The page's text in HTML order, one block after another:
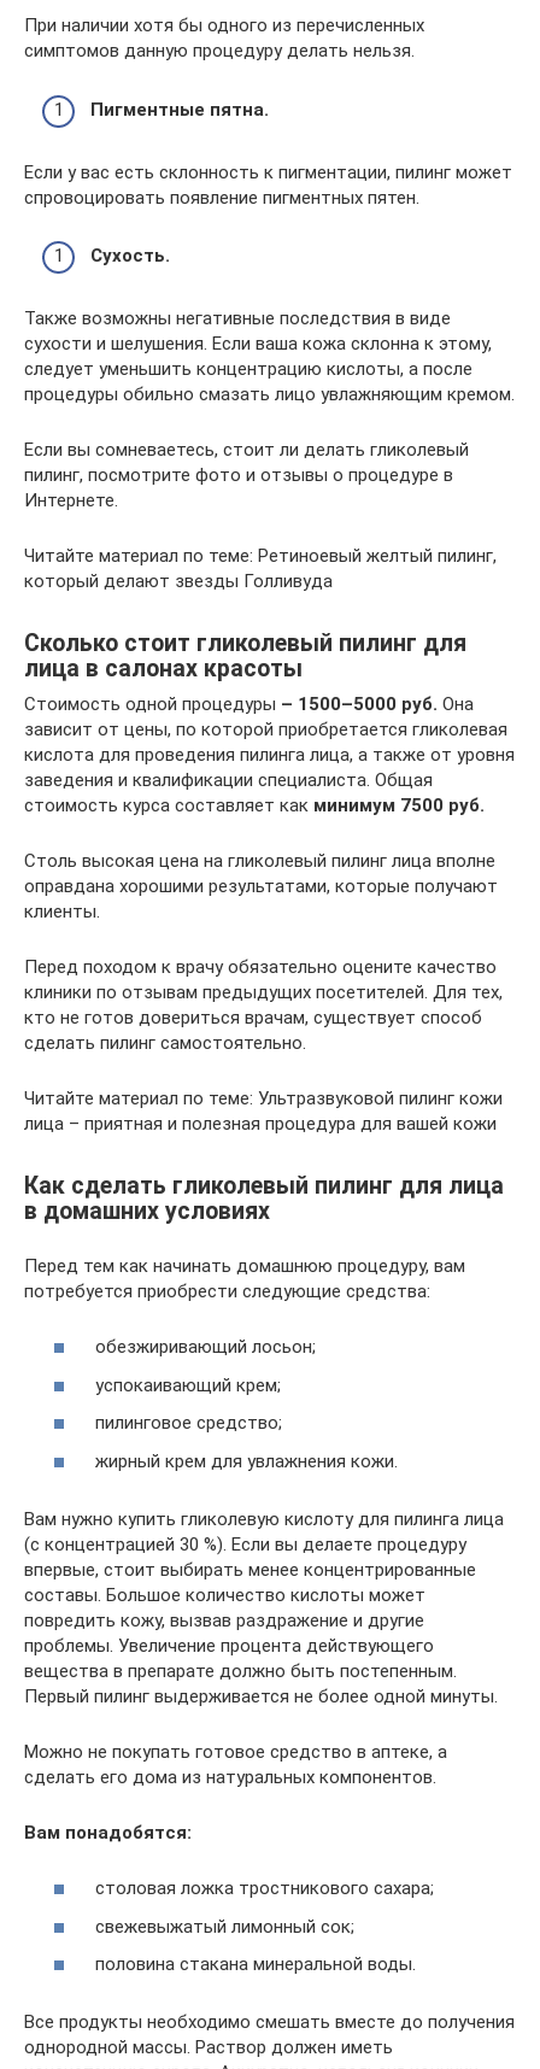
При наличии хотя бы одного из перечисленных
симптомов данную процедуру делать нельзя.
Пигментные пятна.
Если у вас есть склонность к пигментации, пилинг может
спровоцировать появление пигментных пятен.
Сухость.
Также возможны негативные последствия в виде
сухости и шелушения. Если ваша кожа склонна к этому,
следует уменьшить концентрацию кислоты, а после
процедуры обильно смазать лицо увлажняющим кремом.
Если вы сомневаетесь, стоит ли делать гликолевый
пилинг, посмотрите фото и отзывы о процедуре в
Интернете.
Читайте материал по теме: Ретиноевый желтый пилинг,
который делают звезды Голливуда
Сколько стоит гликолевый пилинг для
лица в салонах красоты
Стоимость одной процедуры – 1500–5000 руб. Она
зависит от цены, по которой приобретается гликолевая
кислота для проведения пилинга лица, а также от уровня
заведения и квалификации специалиста. Общая
стоимость курса составляет как минимум 7500 руб.
Столь высокая цена на гликолевый пилинг лица вполне
оправдана хорошими результатами, которые получают
клиенты.
Перед походом к врачу обязательно оцените качество
клиники по отзывам предыдущих посетителей. Для тех,
кто не готов довериться врачам, существует способ
сделать пилинг самостоятельно.
Читайте материал по теме: Ультразвуковой пилинг кожи
лица – приятная и полезная процедура для вашей кожи
Как сделать гликолевый пилинг для лица
в домашних условиях
Перед тем как начинать домашнюю процедуру, вам
потребуется приобрести следующие средства:
обезжиривающий лосьон;
успокаивающий крем;
пилинговое средство;
жирный крем для увлажнения кожи.
Вам нужно купить гликолевую кислоту для пилинга лица
(с концентрацией 30 %). Если вы делаете процедуру
впервые, стоит выбирать менее концентрированные
составы. Большое количество кислоты может
повредить кожу, вызвав раздражение и другие
проблемы. Увеличение процента действующего
вещества в препарате должно быть постепенным.
Первый пилинг выдерживается не более одной минуты.
Можно не покупать готовое средство в аптеке, а
сделать его дома из натуральных компонентов.
Вам понадобятся:
столовая ложка тростникового сахара;
свежевыжатый лимонный сок;
половина стакана минеральной воды.
Все продукты необходимо смешать вместе до получения
однородной массы. Раствор должен иметь